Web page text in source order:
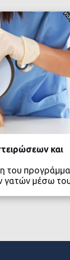
και
του
γατών μέσω